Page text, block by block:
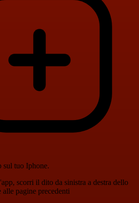
sul tuo Iphone.
scorri il dito da sinistra a destra dello
alle pagine precedenti